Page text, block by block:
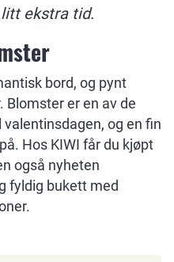
ekstra tid.
bord, og pynt
er en av de
og en fin
Hos KIWI får du kjøpt
også nyheten
fyldig bukett med